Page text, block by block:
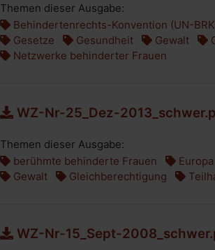
Themen dieser Ausgabe:
Behindertenrechts-Konvention (UN-
Gesetze
Gesundheit Gewalt
Netzwerke behinderter Frauen
WZ-Nr-25_Dez-
Themen dieser Ausgabe:
berühmte behinderte Frauen
Europa
Gewalt
Gleichberechtigung
WZ-Nr-15_Sept-